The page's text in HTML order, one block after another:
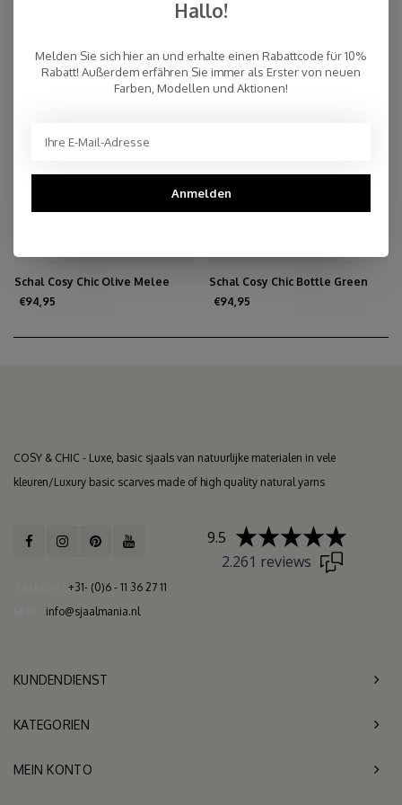
Schal Cosy Chic Olive Melee
€94,95
Schal Cosy Chic Bottle Green
€94,95
COSY & CHIC - Luxe, basic sjaals van natuurlijke materialen in vele
kleuren/Luxury basic scarves made of high quality natural yarns
+31- (0)6 - 11 36 27 11
info@sjaalmania.nl
9.5
2.261 reviews
KUNDENDIENST
KATEGORIEN
MEIN KONTO
Hallo!
Melden Sie sich hier an und erhalte einen Rabattcode für 10%
Rabatt! Außerdem erfähren Sie immer als Erster von neuen
Farben, Modellen und Aktionen!
Anmelden